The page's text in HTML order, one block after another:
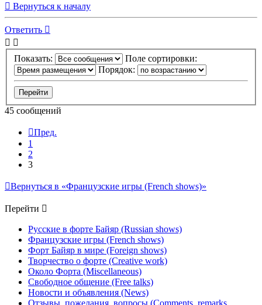
Вернуться к началу
Ответить
Показать:
Поле сортировки:
Порядок:
45 сообщений
Пред.
1
2
3
Вернуться в «Французские игры (French shows)»
Перейти
Русские в форте Байяр (Russian shows)
Французские игры (French shows)
Форт Байяр в мире (Foreign shows)
Творчество о форте (Creative work)
Около Форта (Miscellaneous)
Свободное общение (Free talks)
Новости и объявления (News)
Отзывы, пожелания, вопросы (Comments, remarks,